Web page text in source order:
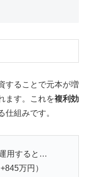
することで元本が増
ます。これを複利効
仕組みです。
用すると…
万円）